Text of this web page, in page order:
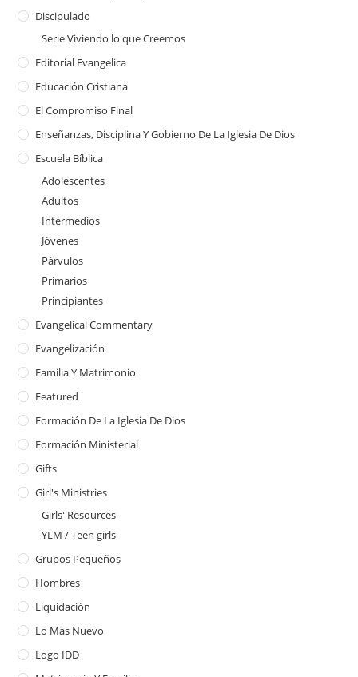
Discipulado
Serie Viviendo lo que Creemos
Editorial Evangelica
Educación Cristiana
El Compromiso Final
Enseñanzas, Disciplina Y Gobierno De La Iglesia De Dios
Escuela Bíblica
Adolescentes
Adultos
Intermedios
Jóvenes
Párvulos
Primarios
Principiantes
Evangelical Commentary
Evangelización
Familia Y Matrimonio
Featured
Formación De La Iglesia De Dios
Formación Ministerial
Gifts
Girl's Ministries
Girls' Resources
YLM / Teen girls
Grupos Pequeños
Hombres
Liquidación
Lo Más Nuevo
Logo IDD